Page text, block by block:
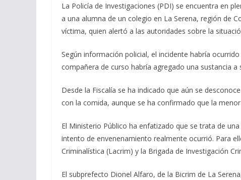
La Policía de Investigaciones (PDI) se encuentra en
a una alumna de un colegio en La Serena, región de
víctima, quien alertó a las autoridades sobre la
Según información policial, el incidente habría
compañera de curso habría agregado una sustancia
Desde la Fiscalía se ha indicado que aún se
con la comida, aunque se ha confirmado que la
El Ministerio Público ha enfatizado que se trata de
intento de envenenamiento realmente ocurrió. Para
Criminalística (Lacrim) y la Brigada de Investigación
El subprefecto Dionel Alfaro, de la Bicrim de La